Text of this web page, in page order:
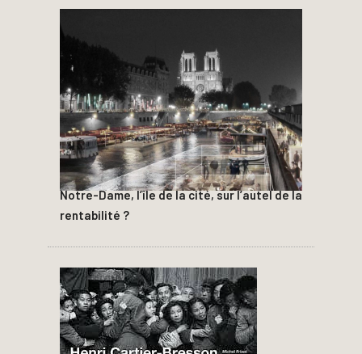
Notre-Dame, l’île de la cité, sur l’autel de la
rentabilité ?